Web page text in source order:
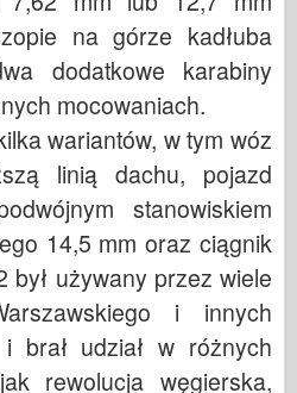
na górze kadłuba
dodatkowe karabiny
mocowaniach.
wariantów, w tym wóz
linią dachu, pojazd
stanowiskiem
14,5 mm oraz ciągnik
był używany przez wiele
i innych
brał udział w różnych
rewolucja węgierska,